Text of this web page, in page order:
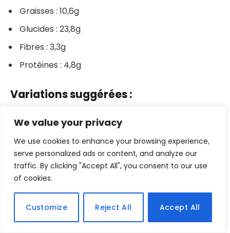
We value your privacy
We use cookies to enhance your browsing experience,
serve personalized ads or content, and analyze our
traffic. By clicking "Accept All", you consent to our use
of cookies.
Customize Reject All Accept All
Graisses : 10,6g
Glucides : 23,8g
Fibres : 3,3g
Protéines : 4,8g
Variations suggérées :
Remplacer les noix par des noix de pécan ou des
noix de Grenoble.
Ajouter des raisins secs ou des cranberries pour
plus de douceur.